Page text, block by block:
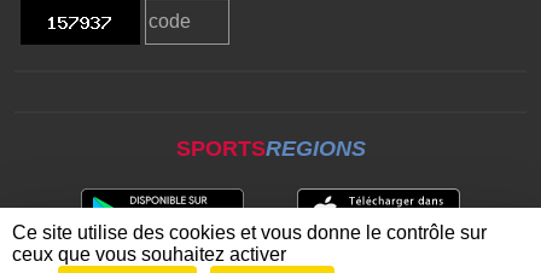
SPORTSREGIONS
Ce site utilise des cookies et vous donne le contrôle sur
ceux que vous souhaitez activer